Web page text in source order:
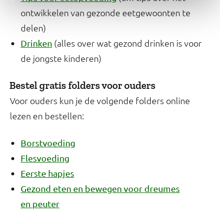
ontwikkelen van gezonde eetgewoonten te
delen)
Drinken (alles over wat gezond drinken is voor
de jongste kinderen)
Bestel gratis folders voor ouders
Voor ouders kun je de volgende folders online
lezen en bestellen:
Borstvoeding
Flesvoeding
Eerste hapjes
Gezond eten en bewegen voor dreumes
en peuter